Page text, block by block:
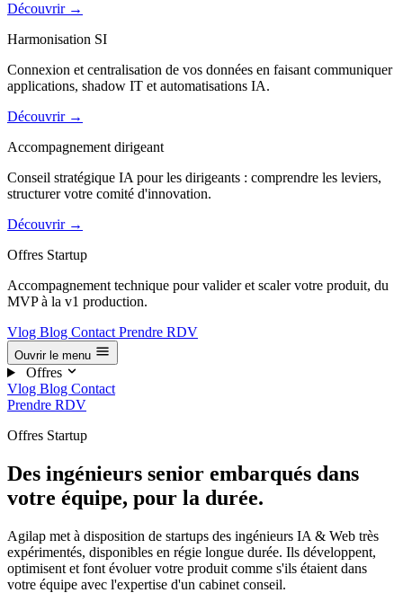
Découvrir →
Harmonisation SI
Connexion et centralisation de vos données en faisant communiquer
applications, shadow IT et automatisations IA.
Découvrir →
Accompagnement dirigeant
Conseil stratégique IA pour les dirigeants : comprendre les leviers,
structurer votre comité d'innovation.
Découvrir →
Offres Startup
Accompagnement technique pour valider et scaler votre produit, du
MVP à la v1 production.
Vlog Blog Contact Prendre RDV
Ouvrir le menu
Offres
Vlog Blog Contact
Prendre RDV
Offres Startup
Des ingénieurs senior embarqués dans
votre équipe, pour la durée.
Agilap met à disposition de startups des ingénieurs IA & Web très
expérimentés, disponibles en régie longue durée. Ils développent,
optimisent et font évoluer votre produit comme s'ils étaient dans
votre équipe avec l'expertise d'un cabinet conseil.